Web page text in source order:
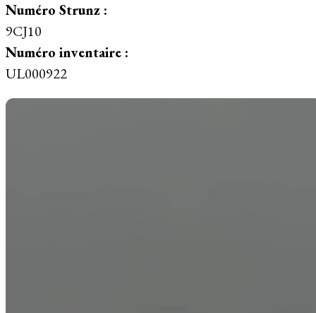
Numéro Strunz :
9CJ10
Numéro inventaire :
UL000922